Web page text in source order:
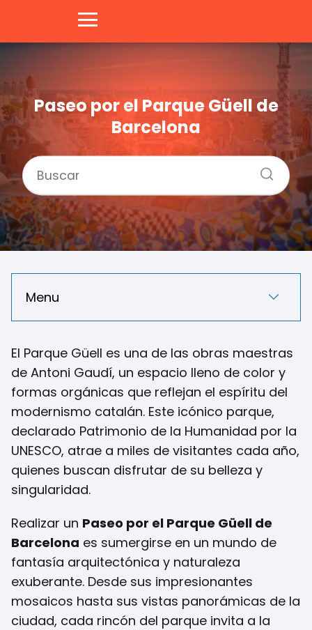
Paseo por el Parque Güell de
Barcelona
Menu
El Parque Güell es una de las obras maestras
de Antoni Gaudí, un espacio lleno de color y
formas orgánicas que reflejan el espíritu del
modernismo catalán. Este icónico parque,
declarado Patrimonio de la Humanidad por la
UNESCO, atrae a miles de visitantes cada año,
quienes buscan disfrutar de su belleza y
singularidad.
Realizar un Paseo por el Parque Güell de
Barcelona es sumergirse en un mundo de
fantasía arquitectónica y naturaleza
exuberante. Desde sus impresionantes
mosaicos hasta sus vistas panorámicas de la
ciudad, cada rincón del parque invita a la